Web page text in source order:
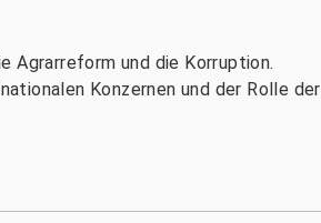
Agrarreform und die Korruption.
Konzernen und der Rolle der